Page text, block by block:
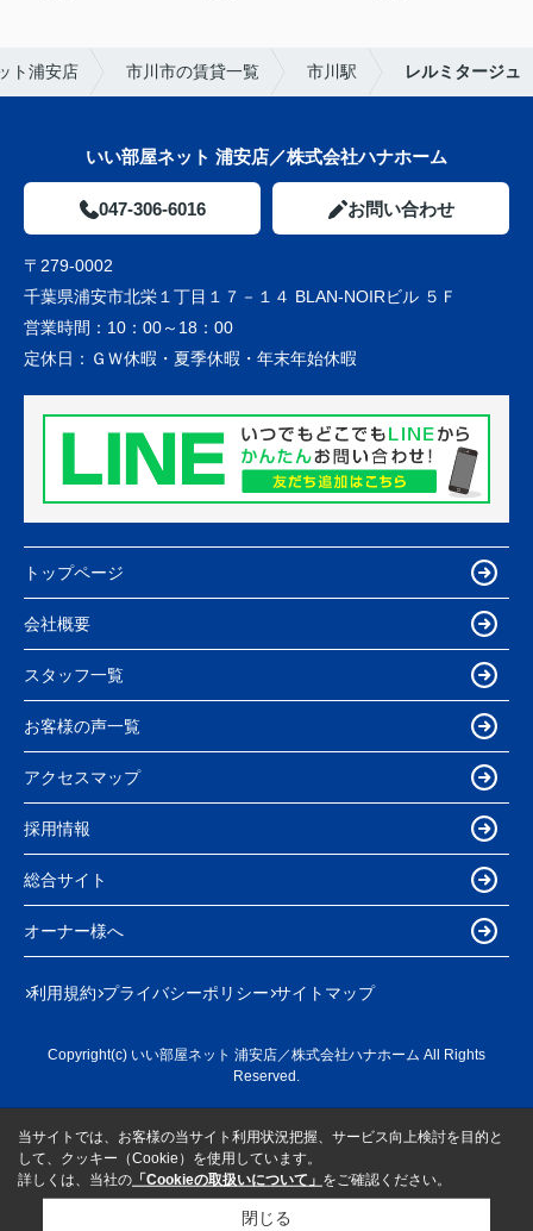
ト浦安店 市川市の賃貸一覧 市川駅 レルミタージュ
いい部屋ネット 浦安店／株式会社ハナホーム
047-306-6016 お問い合わせ
〒279-0002
千葉県浦安市北栄１丁目１７－１４ BLAN-NOIRビル ５Ｆ
営業時間： 10：00～18：00
定休日： ＧＷ休暇・夏季休暇・年末年始休暇
トップページ
会社概要
スタッフ一覧
お客様の声一覧
アクセスマップ
採用情報
総合サイト
オーナー様へ
利用規約 プライバシーポリシー サイトマップ
Copyright(c) いい部屋ネット 浦安店／株式会社ハナホーム All Rights
Reserved.
当サイトでは、お客様の当サイト利用状況把握、サービス向上検討を目的と
して、クッキー（Cookie）を使用しています。
詳しくは、当社の 「Cookieの取扱いについて」 をご確認ください。
閉じる